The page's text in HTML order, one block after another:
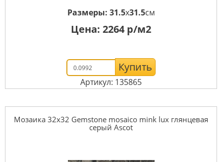
Размеры: 31.5x31.5см
Цена: 2264 р/м2
Купить
Артикул: 135865
Мозаика 32x32 Gemstone mosaico mink lux глянцевая
серый Ascot